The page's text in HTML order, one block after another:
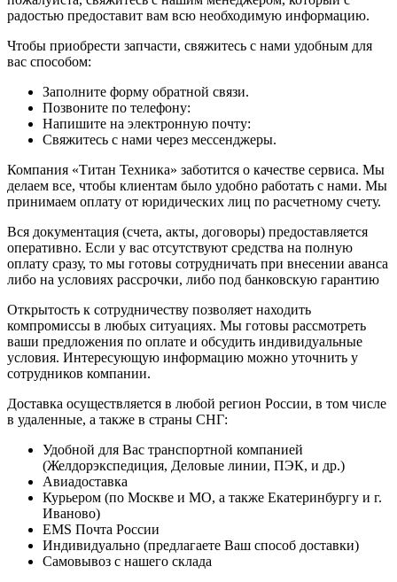
радостью предоставит вам всю необходимую информацию.
Чтобы приобрести запчасти, свяжитесь с нами удобным для
вас способом:
Заполните форму обратной связи.
Позвоните по телефону:
Напишите на электронную почту:
Свяжитесь с нами через мессенджеры.
Компания «Титан Техника» заботится о качестве сервиса. Мы
делаем все, чтобы клиентам было удобно работать с нами. Мы
принимаем оплату от юридических лиц по расчетному счету.
Вся документация (счета, акты, договоры) предоставляется
оперативно. Если у вас отсутствуют средства на полную
оплату сразу, то мы готовы сотрудничать при внесении аванса
либо на условиях рассрочки, либо под банковскую гарантию
Открытость к сотрудничеству позволяет находить
компромиссы в любых ситуациях. Мы готовы рассмотреть
ваши предложения по оплате и обсудить индивидуальные
условия. Интересующую информацию можно уточнить у
сотрудников компании.
Доставка осуществляется в любой регион России, в том числе
в удаленные, а также в страны СНГ:
Удобной для Вас транспортной компанией
(Желдорэкспедиция, Деловые линии, ПЭК, и др.)
Авиадоставка
Курьером (по Москве и МО, а также Екатеринбургу и г.
Иваново)
EMS Почта России
Индивидуально (предлагаете Ваш способ доставки)
Самовывоз с нашего склада